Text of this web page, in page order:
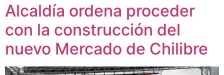
Alcaldía ordena proceder
con la construcción del
nuevo Mercado de Chilibre